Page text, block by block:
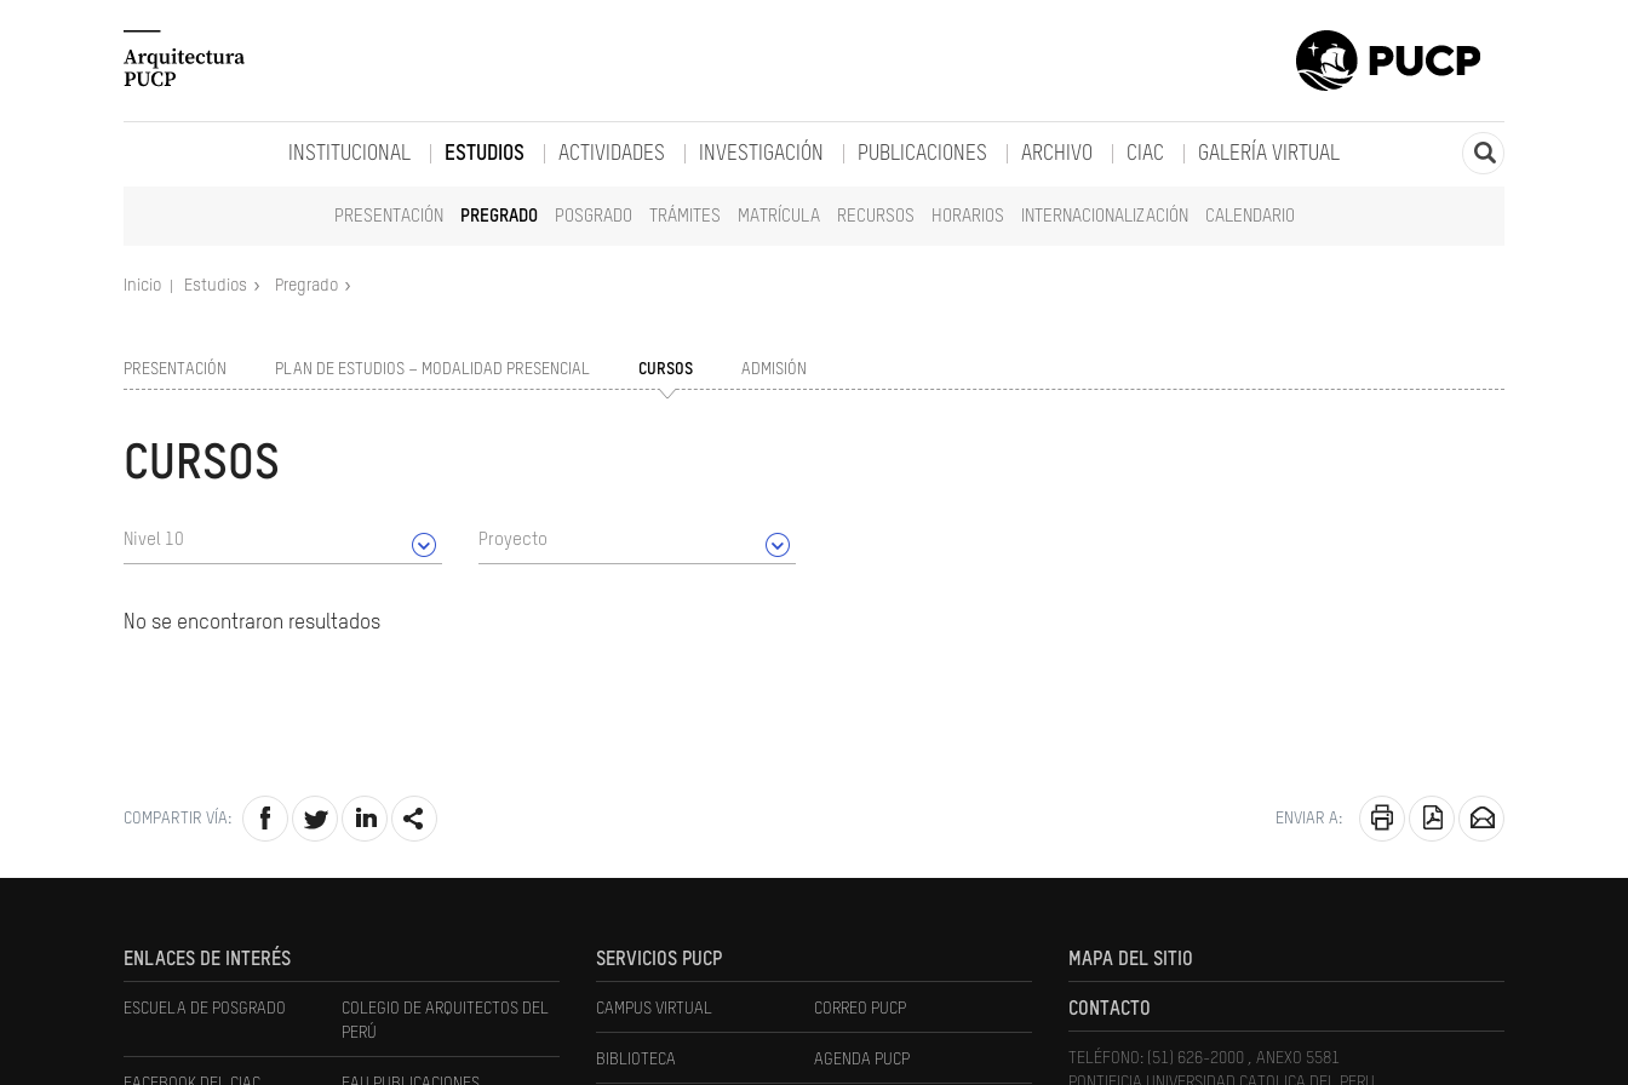
INSTITUCIONAL ESTUDIOS
PRESENTACIÓN PREGRADO POSGRADO TRÁMITES MATRÍCULA RECURSOS HORARIOS INTERNACIONALIZACIÓN CALENDARIO
ACTIVIDADES INVESTIGACIÓN PUBLICACIONES ARCHIVO CIAC GALERÍA VIRTUAL
Inicio Estudios Pregrado
PRESENTACIÓN PLAN DE ESTUDIOS – MODALIDAD PRESENCIAL CURSOS ADMISIÓN
CURSOS
Nivel 10 Proyecto
No se encontraron resultados
COMPARTIR VÍA: ENVIAR A:
ENLACES DE INTERÉS
ESCUELA DE POSGRADO
COLEGIO DE ARQUITECTOS DEL
PERÚ
SERVICIOS PUCP
CAMPUS VIRTUAL CORREO PUCP
BIBLIOTECA AGENDA PUCP
MAPA DEL SITIO
CONTACTO
TELÉFONO: (51) 626-2000 , ANEXO 5581